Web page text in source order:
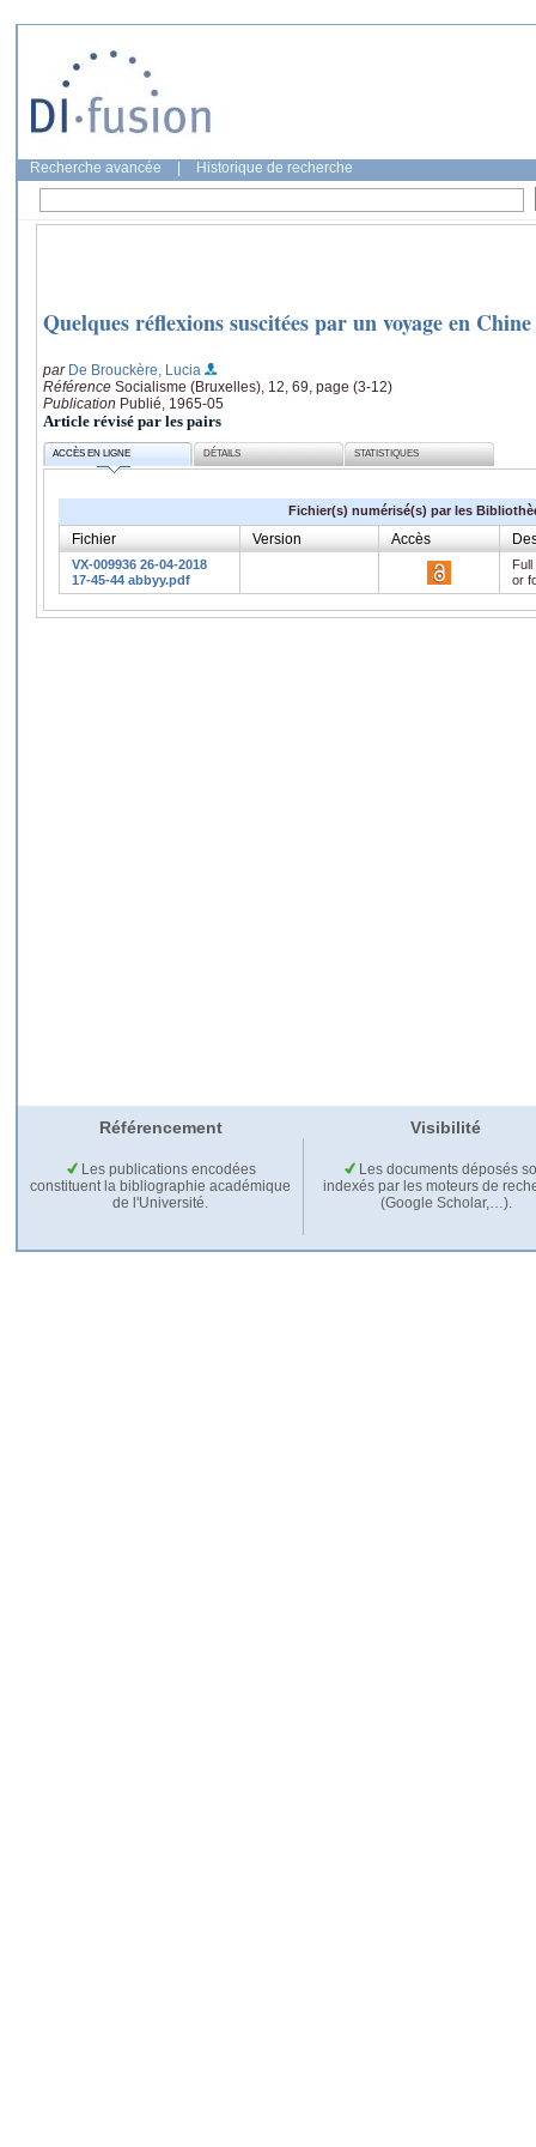
Recherche avancée Historique de recherche
Quelques réflexions suscitées par un voyage en Chine
par De Brouckère, Lucia
Référence Socialisme (Bruxelles), 12, 69, page (3-12)
Publication Publié, 1965-05
Article révisé par les pairs
ACCÈS EN LIGNE DÉTAILS STATISTIQUES
Fichier(s) numérisé(s) par les
Fichier Version Accès
VX-009936 26-04-2018
17-45-44 abbyy.pdf
or
Référencement Visibilité
Les publications encodées
constituent la bibliographie académique
de l'Université.
Les documents déposés
indexés par les moteurs de
(Google Scholar,…).